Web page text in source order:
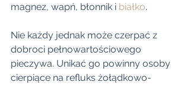
magnez, wapń, błonnik i białko.
Nie każdy jednak może czerpać z
dobroci pełnowartościowego
pieczywa. Unikać go powinny osoby
cierpiące na refluks żołądkowo-